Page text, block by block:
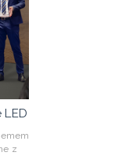
LED
z